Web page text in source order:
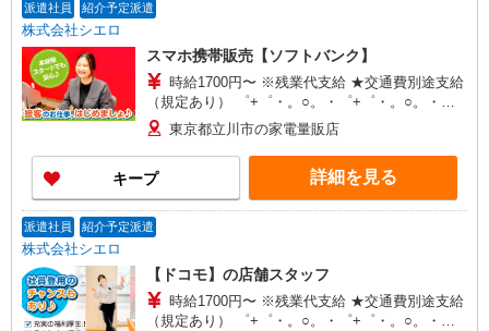
派遣社員 紹介予定派遣
株式会社シエロ
スマホ携帯販売【ソフトバンク】
時給1700円〜 ※残業代支給 ★交通費別途支給
（規定あり） ゜+゜・。○。・゜+゜・。○。・゜
+゜ 入社祝い金10万円支給(規定有) お友達を紹介
頂くと, インセンティブ支給(規定有) ★月2回払
い・週払い可能（規程有）★ ゜・。○。・゜
+゜・。○。・゜+゜
東京都立川市の家電量販店
キープ 詳細を見る
派遣社員 紹介予定派遣
株式会社シエロ
【ドコモ】の店舗スタッフ
時給1700円〜 ※残業代支給 ★交通費別途支給
（規定あり） ゜+゜・。○。・゜+゜・。○。・゜